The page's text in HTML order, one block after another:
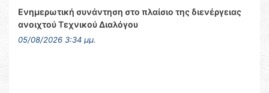
Ενημερωτική συνάντηση στο πλαίσιο της διενέργειας
ανοιχτού Τεχνικού Διαλόγου
05/08/2026 3:34 μμ.